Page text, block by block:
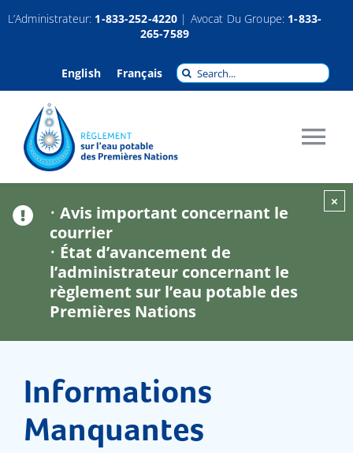
Passer
contenu
L’Administrateur: 1-833-252-4220 | Avocat Du Groupe: 1-833-
265-7589
English Français
Recherche
pour
Réclamations
Indemnisation
•Avis important concernant le
courrier
• État d’avancement de
l’administrateur concernant le
règlement sur l’eau potable des
Premières Nations
×
Informations
Manquantes